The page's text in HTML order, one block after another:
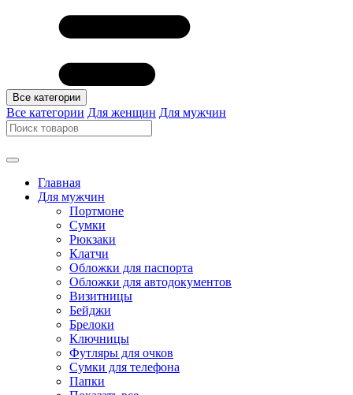
Все категории
Все категории Для женщин Для мужчин
Главная
Для мужчин
Портмоне
Сумки
Рюкзаки
Клатчи
Обложки для паспорта
Обложки для автодокументов
Визитницы
Бейджи
Брелоки
Ключницы
Футляры для очков
Сумки для телефона
Папки